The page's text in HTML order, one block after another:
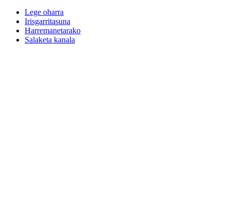
Lege oharra
Irisgarritasuna
Harremanetarako
Salaketa kanala